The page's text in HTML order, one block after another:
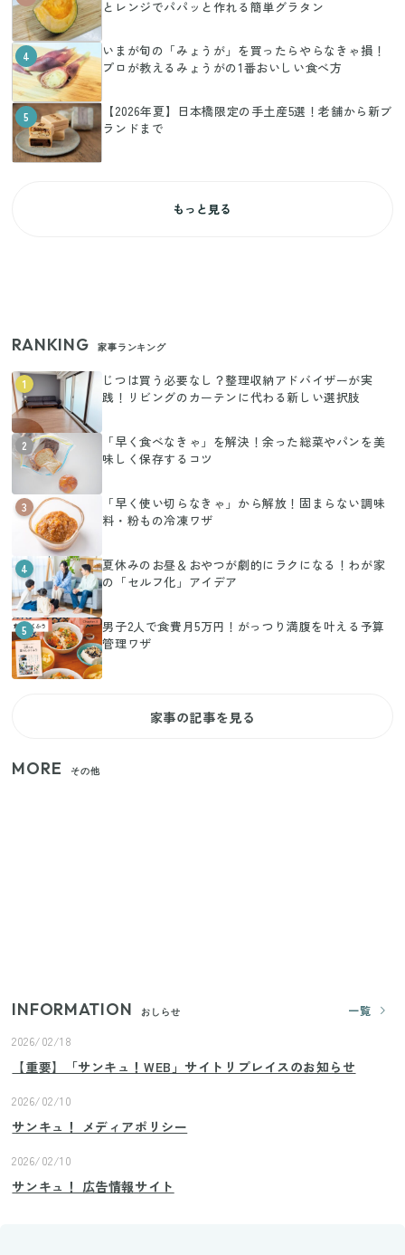
とレンジでパパッと作れる簡単グラタン
4
いまが旬の「みょうが」を買ったらやらなきゃ損！
プロが教えるみょうがの1番おいしい食べ方
5
【2026年夏】日本橋限定の手土産5選！老舗から新ブ
ランドまで
もっと見る
RANKING 家事ランキング
1
じつは買う必要なし？整理収納アドバイザーが実
践！リビングのカーテンに代わる新しい選択肢
2
「早く食べなきゃ」を解決！余った総菜やパンを美
味しく保存するコツ
3
「早く使い切らなきゃ」から解放！固まらない調味
料・粉もの冷凍ワザ
4
夏休みのお昼＆おやつが劇的にラクになる！わが家
の「セルフ化」アイデア
5
男子2人で食費月5万円！がっつり満腹を叶える予算
管理ワザ
家事の記事を見る
MORE その他
INFORMATION おしらせ
一覧
2026/02/18
【重要】「サンキュ！WEB」サイトリプレイスのお知らせ
2026/02/10
サンキュ！ メディアポリシー
2026/02/10
サンキュ！ 広告情報サイト